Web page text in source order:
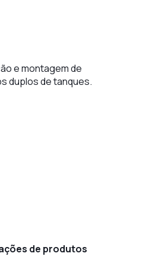
e montagem de
duplos de tanques.
de produtos